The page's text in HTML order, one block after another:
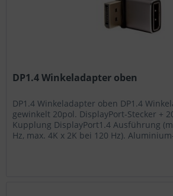
DP1.4 Winkeladapter oben
DP1.4 Winkeladapter oben DP1.4
gewinkelt 20pol. DisplayPort-Stecker +
Kupplung DisplayPort1.4 Ausführung
Hz, max. 4K x 2K bei 120 Hz).